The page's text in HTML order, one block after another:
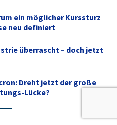
ein möglicher Kurssturz
neu definiert
überrascht – doch jetzt
Dreht jetzt der große
Lücke?